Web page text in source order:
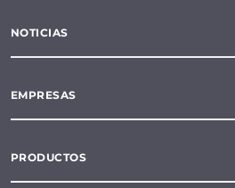
NOTICIAS
EMPRESAS
PRODUCTOS